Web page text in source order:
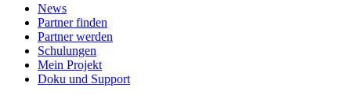
News
Partner finden
Partner werden
Schulungen
Mein Projekt
Doku und Support